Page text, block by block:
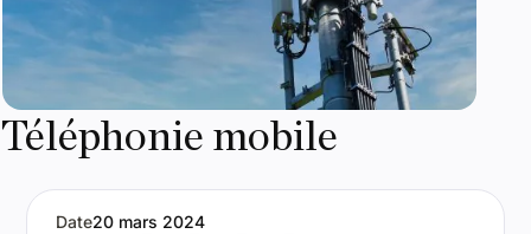
Téléphonie mobile
Date20 mars 2024